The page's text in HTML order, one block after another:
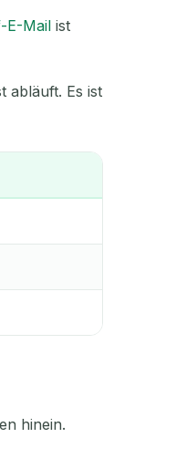
E-Mail ist
abläuft. Es ist
hinein.